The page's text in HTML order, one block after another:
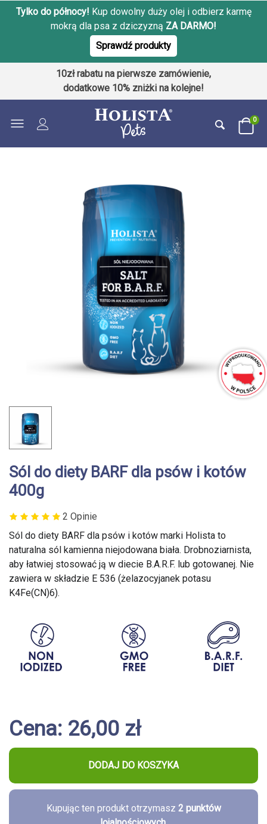
Tylko do północy! Kup dowolny duży olej i odbierz karmę
mokrą dla psa z dziczyzną ZA DARMO!
Sprawdź produkty
10zł rabatu na pierwsze zamówienie,
dodatkowe 10% zniżki na kolejne!
0
Sól do diety BARF dla psów i kotów
400g
2 Opinie
Sól do diety BARF dla psów i kotów marki Holista to
naturalna sól kamienna niejodowana biała. Drobnoziarnista,
aby łatwiej stosować ją w diecie B.A.R.F. lub gotowanej. Nie
zawiera w składzie E 536 (żelazocyjanek potasu
K4Fe(CN)6).
Cena: 26,00 zł
DODAJ DO KOSZYKA
Kupując ten produkt otrzymasz 2punktów